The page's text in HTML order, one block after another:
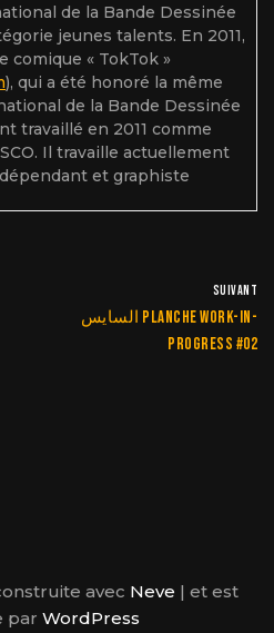
de la Bande Dessinée
jeunes talents. En 2011,
comique « TokTok »
), qui a été honoré la même
de la Bande Dessinée
travaillé en 2011 comme
Il travaille actuellement
et graphiste
SUIVANT
السايس planche work-in-
progress #02
avec Neve | et est
par WordPress